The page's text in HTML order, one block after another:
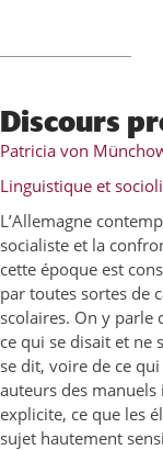
Discours
Patricia von
Linguistique et
L’Allemagne
socialiste et la
cette époque est
par toutes sortes de
scolaires. On y parle
ce qui se disait et ne
se dit, voire de ce
auteurs des
explicite, ce que les
sujet hautement